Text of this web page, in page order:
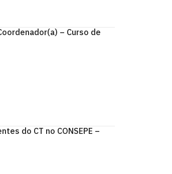
– Curso de
do CT no CONSEPE –